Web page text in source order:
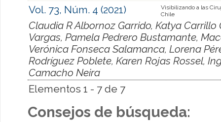
Vol. 73, Núm. 4 (2021)
Visibilizando a las
Chile
Claudia R Albornoz Garrido, Katya Carrillo
Vargas, Pamela Pedrero Bustamante,
Verónica Fonseca Salamanca, Lorena
Rodríguez Poblete, Karen Rojas Rossel,
Camacho Neira
Elementos 1 - 7 de 7
Consejos de búsqueda: